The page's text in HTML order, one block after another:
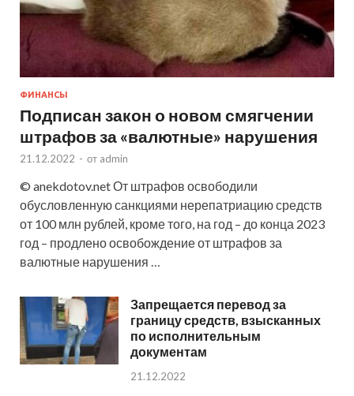
ФИНАНСЫ
Подписан закон о новом смягчении
штрафов за «валютные» нарушения
21.12.2022 - от admin
© anekdotov.net От штрафов освободили
обусловленную санкциями нерепатриацию средств
от 100 млн рублей, кроме того, на год – до конца 2023
год – продлено освобождение от штрафов за
валютные нарушения …
Запрещается перевод за
границу средств, взысканных
по исполнительным
документам
21.12.2022